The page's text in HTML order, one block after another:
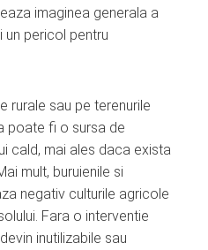
imaginea generala a
un pericol pentru
rurale sau pe terenurile
poate fi o sursa de
cald, mai ales daca exista
mult, buruienile si
negativ culturile agricole
Fara o interventie
inutilizabile sau